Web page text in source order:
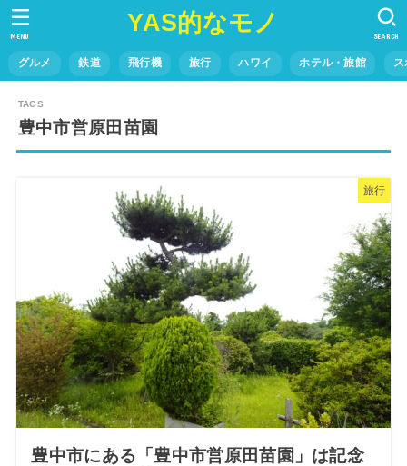
YAS的なモノ
グルメ 鉄道 飛行機 旅行 ハワイ ホテル・旅館
SEARCH
MENU
豊中市営原田苗園
旅行
豊中市にある「豊中市営原田苗園」は記念